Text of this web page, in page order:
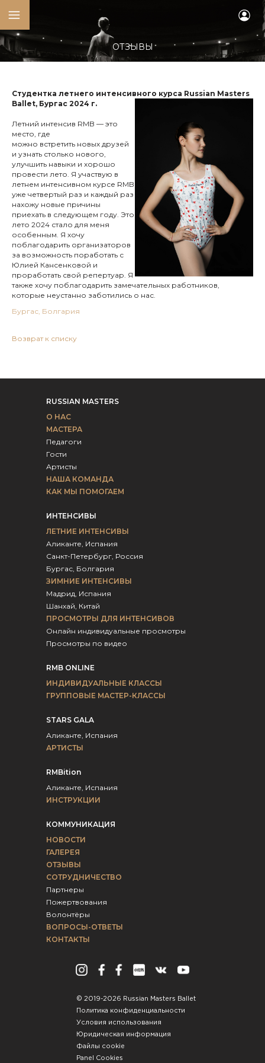
ОТЗЫВЫ
Cтудентка летнего интенсивного курса Russian Masters
Ballet, Бургас 2024 г.
Летний интенсив RMB — это
место, где
можно встретить новых друзей
и узнать столько нового,
улучшить навыки и хорошо
провести лето. Я участвую в
летнем интенсивном курсе RMB
уже четвертый раз и каждый раз
нахожу новые причины
приехать в следующем году. Это
лето 2024 стало для меня
особенным. Я хочу
поблагодарить организаторов
за возможность поработать с
Юлией Кансенковой и
проработать свой репертуар. Я
также хочу поблагодарить замечательных работников,
которые неустанно заботились о нас.
Бургас, Болгария
Возврат к списку
RUSSIAN MASTERS
О НАС
МАСТЕРА
Педагоги
Гости
Артисты
НАША КОМАНДА
КАК МЫ ПОМОГАЕМ
ИНТЕНСИВЫ
ЛЕТНИЕ ИНТЕНСИВЫ
Аликанте, Испания
Санкт-Петербург, Россия
Бургас, Болгария
ЗИМНИЕ ИНТЕНСИВЫ
Мадрид, Испания
Шанхай, Китай
ПРОСМОТРЫ ДЛЯ ИНТЕНСИВОВ
Онлайн индивидуальные просмотры
Просмотры по видео
RMB ONLINE
ИНДИВИДУАЛЬНЫЕ КЛАССЫ
ГРУППОВЫЕ МАСТЕР-КЛАССЫ
STARS GALA
Аликанте, Испания
АРТИСТЫ
RMBition
Аликанте, Испания
ИНСТРУКЦИИ
КОММУНИКАЦИЯ
НОВОСТИ
ГАЛЕРЕЯ
ОТЗЫВЫ
СОТРУДНИЧЕСТВО
Партнеры
Пожертвования
Волонтёры
ВОПРОСЫ-ОТВЕТЫ
КОНТАКТЫ
© 2019-2026 Russian Masters Ballet
Политика конфиденциальности
Условия использования
Юридическая информация
Файлы сookie
Panel Cookies